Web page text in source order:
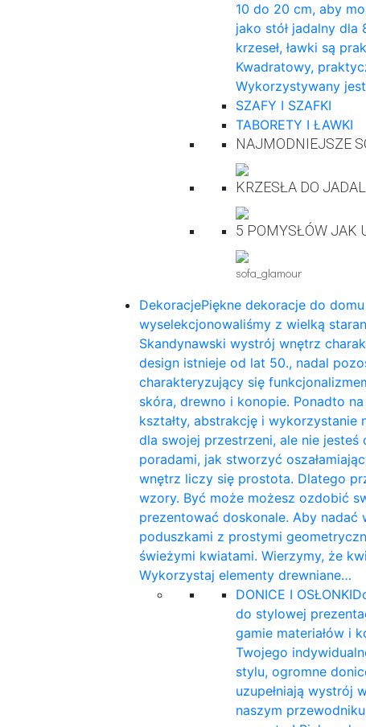
10 do 20 cm, aby
jako stół jadalny dla
krzeseł, ławki są
Kwadratowy,
Wykorzystywany
SZAFY I SZAFKI
TABORETY I ŁAWKI
NAJMODNIEJSZE
KRZESŁA DO
5 POMYSŁÓW JAK
sofa_glamour
DekoracjePiękne dekoracje do
wyselekcjonowaliśmy z wielką
Skandynawski wystrój wnętrz
design istnieje od lat 50., nadal
charakteryzujący się
skóra, drewno i konopie. Ponadto
kształty, abstrakcję i
dla swojej przestrzeni, ale nie
poradami, jak stworzyć
wnętrz liczy się prostota. Dlatego
wzory. Być może możesz ozdobić
prezentować doskonale. Aby
poduszkami z prostymi
świeżymi kwiatami. Wierzymy, że
Wykorzystaj elementy drewniane…
DONICE I OSŁONKI
do stylowej
gamie materiałów i
Twojego
stylu, ogromne
uzupełniają wystrój
naszym